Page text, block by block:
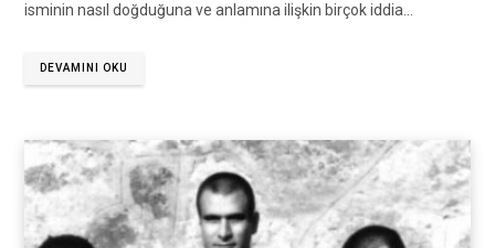
isminin nasıl doğduğuna ve anlamına ilişkin birçok iddia…
DEVAMINI OKU